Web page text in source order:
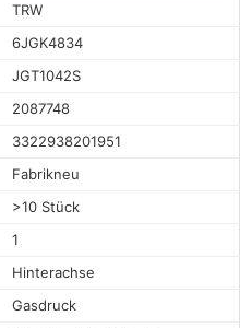
TRW
6JGK4834
JGT1042S
2087748
3322938201951
Fabrikneu
>10 Stück
1
Hinterachse
Gasdruck